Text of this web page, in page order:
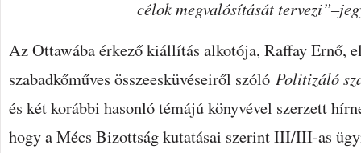
célok megvalósítását
Az Ottawába érkező kiállítás alkotója, Raffay Ernő,
szabadkőműves összeesküvéseiről szóló Politizáló
és két korábbi hasonló témájú könyvével szerzett
hogy a Mécs Bizottság kutatásai szerint III/III-as